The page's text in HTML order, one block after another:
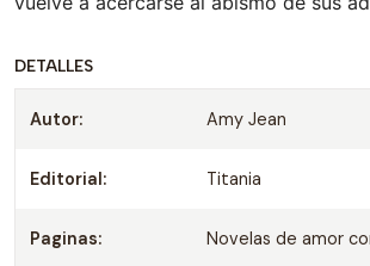
DETALLES
Autor: Amy Jean
Editorial: Titania
Paginas: Novelas de amor